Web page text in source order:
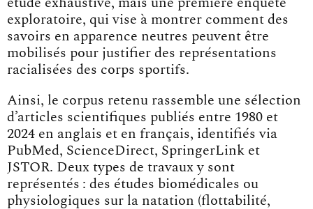
étude exhaustive, mais une première enquête
exploratoire, qui vise à montrer comment des
savoirs en apparence neutres peuvent être
mobilisés pour justifier des représentations
racialisées des corps sportifs.
Ainsi, le corpus retenu rassemble une sélection
d’articles scientifiques publiés entre 1980 et
2024 en anglais et en français, identifiés via
PubMed, ScienceDirect, SpringerLink et
JSTOR. Deux types de travaux y sont
représentés : des études biomédicales ou
physiologiques sur la natation (flottabilité,